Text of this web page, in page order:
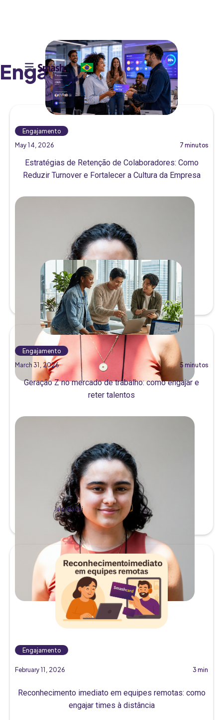

Engajamento
Engajamento
May 14, 2026
7 minutos
Estratégias de Retenção de Colaboradores: Como
Reduzir Turnover e Fortalecer a Cultura da Empresa
Julia Bacci
Engajamento
March 31, 2026
5 minutos
Geração Z no mercado de trabalho: como engajar e
reter talentos
Julia Bacci
Engajamento
February 11, 2026 3 min
Reconhecimento imediato em equipes remotas: como
engajar times à distância